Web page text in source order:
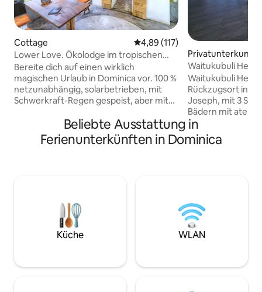
Cottage Durchschnittliche Bewertung:
4,89 (117)
Lower Love. Ökolodge im tropischen
Garten, Dominica
Bereite dich auf einen wirklich
magischen Urlaub in Dominica vor. 100 %
netzunabhängig, solarbetrieben, mit
Schwerkraft-Regen gespeist, aber mit
architektonisch gestaltete Ecolodge
zum Entspannen und Erholen ein. Das
atemberaubende Wohnzimmer mit
üppigen tropischen Garten, aber
dennoch nur wenige Gehminuten von
Soufriere und dem Karibischen Meer
entfernt. Gönn dir eine Auszeit in dieser
Privatunterkunft
eph
Waitukubuli
Aussicht, in
Waitukubuli
Rückzugsort in
Joseph, mit 3
Bädern mit
Grad-Blick auf
Die Gäste
zu einem
moderne
Ausstattung,
Küche, WLAN
und sorgt so für
Abenteuer
Beliebte Ausstattung in
Ferienunterkünften in Dominica
Küche WLAN